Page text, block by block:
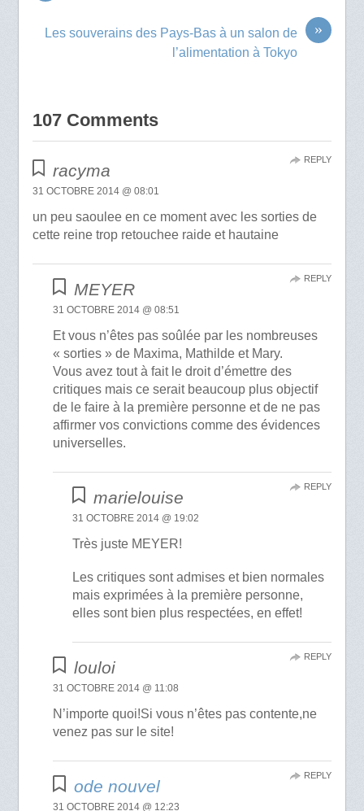
»
Les souverains des Pays-Bas à un salon de
l’alimentation à Tokyo
107 Comments
racyma
31 OCTOBRE 2014 @ 08:01
un peu saoulee en ce moment avec les sorties de
cette reine trop retouchee raide et hautaine
REPLY
MEYER
31 OCTOBRE 2014 @ 08:51
Et vous n’êtes pas soûlée par les nombreuses
« sorties » de Maxima, Mathilde et Mary.
Vous avez tout à fait le droit d’émettre des
critiques mais ce serait beaucoup plus objectif
de le faire à la première personne et de ne pas
affirmer vos convictions comme des évidences
universelles.
REPLY
marielouise
31 OCTOBRE 2014 @ 19:02
Très juste MEYER!
Les critiques sont admises et bien normales
mais exprimées à la première personne,
elles sont bien plus respectées, en effet!
REPLY
louloi
31 OCTOBRE 2014 @ 11:08
N’importe quoi!Si vous n’êtes pas contente,ne
venez pas sur le site!
REPLY
ode nouvel
31 OCTOBRE 2014 @ 12:23
REPLY